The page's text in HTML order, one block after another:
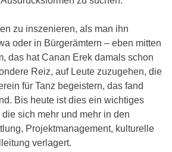
zu inszenieren, als man ihn
oder in Bürgerämtern – eben mitten
das hat Canan Erek damals schon
Reiz, auf Leute zuzugehen, die
für Tanz begeistern, das fand
Bis heute ist dies ein wichtiges
sich mehr und mehr in den
Projektmanagement, kulturelle
verlagert.